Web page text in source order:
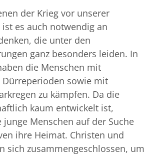
der Krieg vor unserer
es auch notwendig an
die unter den
ganz besonders leiden. In
die Menschen mit
Dürreperioden sowie mit
zu kämpfen. Da die
kaum entwickelt ist,
junge Menschen auf der Suche
ihre Heimat. Christen und
sich zusammengeschlossen, um